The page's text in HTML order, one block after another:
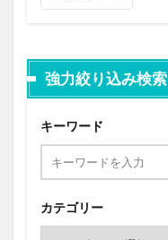
強力絞り込み検索
キーワード
カテゴリー